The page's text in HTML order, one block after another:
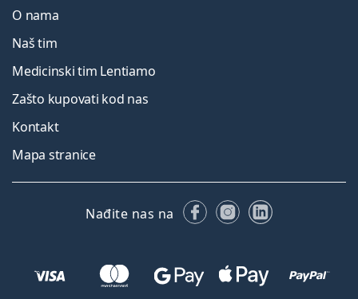
O nama
Naš tim
Medicinski tim Lentiamo
Zašto kupovati kod nas
Kontakt
Mapa stranice
Nađite nas na FacebookuInstagramu
LinkedIn